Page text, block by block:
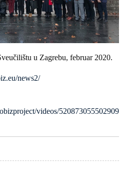
u Zagrebu, februar 2020.
news2/
videos/520873055502909